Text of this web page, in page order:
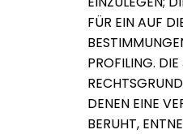
FÜR EIN AUF
PROFILING.
DENEN EINE
BERUHT,